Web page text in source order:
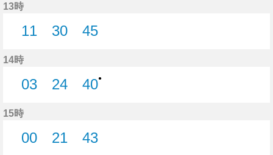
13時
11
30
45
14時
03
24
40●
15時
00
21
43